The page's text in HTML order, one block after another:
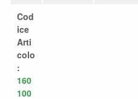
Cod
ice
Arti
colo
:
160
100